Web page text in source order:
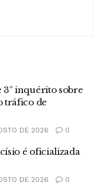
3º inquérito sobre
tráfico de
DE 2026 0
é oficializada
DE 2026 0